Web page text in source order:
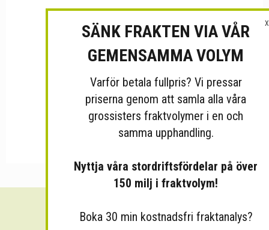
Sänk dina fraktkostnader!
X
SÄNK FRAKTEN VIA VÅR
GEMENSAMMA VOLYM
Varför betala fullpris? Vi pressar
priserna genom att samla alla våra
grossisters fraktvolymer i en och
samma upphandling.
Nyttja våra stordriftsfördelar på över
150 milj i fraktvolym!
Boka 30 min kostnadsfri fraktanalys?